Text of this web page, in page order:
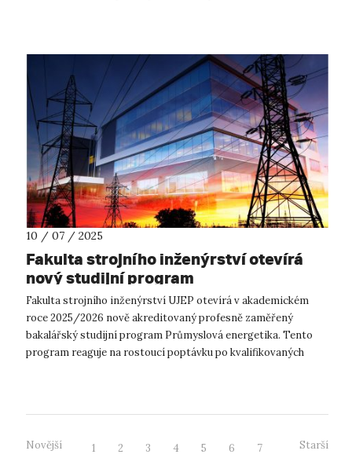
10 / 07 / 2025
Fakulta strojního inženýrství otevírá
nový studijní program
Fakulta strojního inženýrství UJEP otevírá v akademickém
roce 2025/2026 nově akreditovaný profesně zaměřený
bakalářský studijní program Průmyslová energetika. Tento
program reaguje na rostoucí poptávku po kvalifikovaných
Novější 1 2 3 4 5 6
7
Starší